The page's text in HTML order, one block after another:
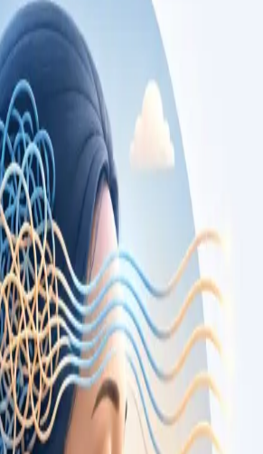
registado na Ordem
de risco cardiovascular,
e segundas
segura.
Cardiologia
Marcar consulta
sobre diagnóstico ou plano de
com oncologista médico registado na
também em cuidados paliativos.